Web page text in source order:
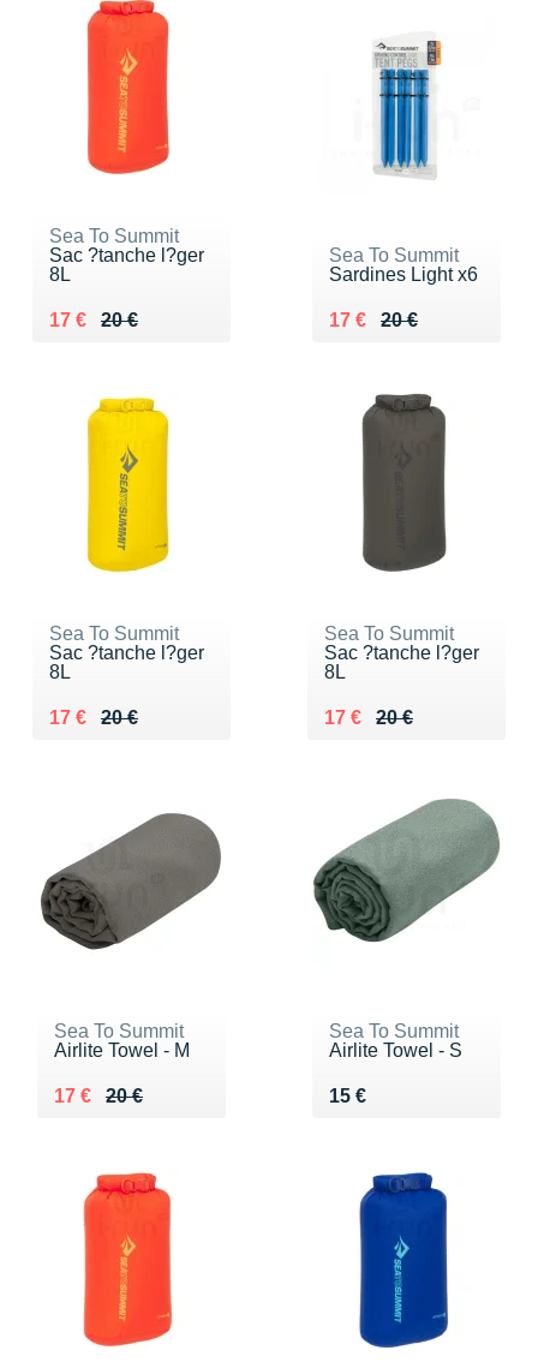
Sea To Summit
Sac ?tanche l?ger
8L
20 €
Au lieu de 20 €
17 €
Vendu 17 €
Sea To Summit
Sardines Light x6
20 €
Au lieu de 20 €
17 €
Vendu 17 €
Sea To Summit
Sac ?tanche l?ger
8L
20 €
Au lieu de 20 €
17 €
Vendu 17 €
Sea To Summit
Sac ?tanche l?ger
8L
20 €
Au lieu de 20 €
17 €
Vendu 17 €
Sea To Summit
Airlite Towel - M
20 €
Au lieu de 20 €
17 €
Vendu 17 €
Sea To Summit
Airlite Towel - S
15 €
Vendu 15 €